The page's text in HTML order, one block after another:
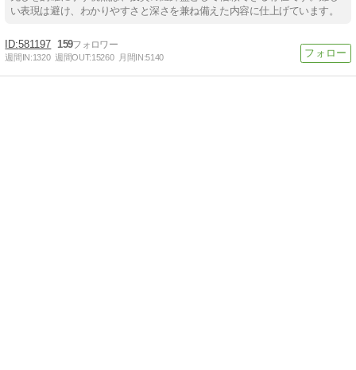
い表現は避け、わかりやすさと深さを兼ね備えた内容に仕上げています。
581197 159
週間IN:1320 週間OUT:15260 月間IN:5140